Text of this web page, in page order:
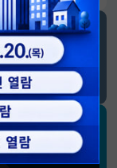
식
타그램